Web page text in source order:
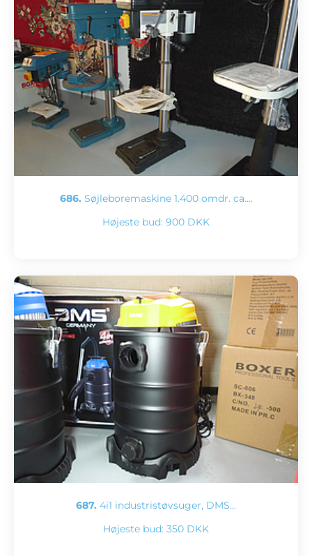
686. Søjleboremaskine 1.400 omdr. ca.…
Højeste bud: 900 DKK
687. 4i1 industristøvsuger, DMS…
Højeste bud: 350 DKK